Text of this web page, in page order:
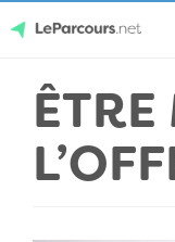
content
LeParcours.net